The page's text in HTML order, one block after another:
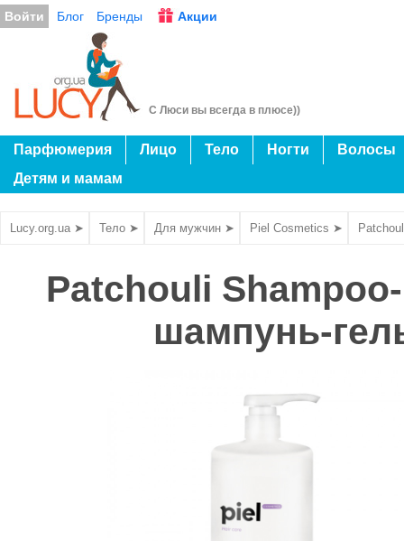
Войти Блог Бренды Акции
С Люси вы всегда в плюсе))
Парфюмерия Лицо Тело Ногти
Волосы
Детям и мамам
Lucy.org.ua ➤ Тело ➤ Для мужчин ➤ Piel Cosmetics ➤
Patchouli
шампунь-